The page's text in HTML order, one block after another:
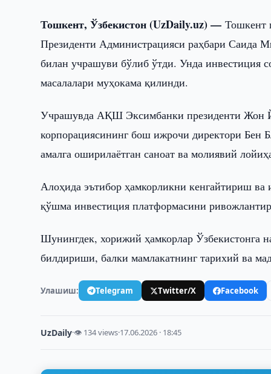
Тошкент, Ўзбекистон (UzDaily.uz) —Тошкент
Президенти Администрацияси раҳбари Саида
билан учрашуви бўлиб ўтди. Унда инвестиция
масалалари муҳокама қилинди.
Учрашувда АҚШ Эксимбанки президенти
корпорациясининг бош ижрочи директори
амалга оширилаётган саноат ва молиявий
Алоҳида эътибор ҳамкорликни кенгайтириш ва
қўшма инвестиция платформасини
Шунингдек, хорижий ҳамкорлар Ўзбекистонга
билдириши, балки мамлакатнинг тарихий ва
Улашиш: Telegram Twitter/X Facebook
UzDaily·👁 134 views·17.06.2026 · 18:45